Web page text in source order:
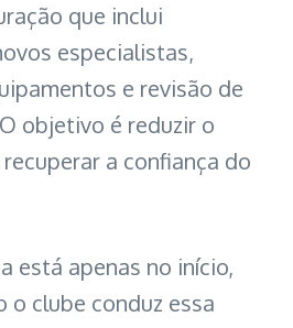
que inclui
especialistas,
e revisão de
objetivo é reduzir o
a confiança do
está apenas no início,
o clube conduz essa